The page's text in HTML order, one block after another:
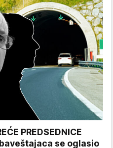
PREDSEDNICE
se oglasio